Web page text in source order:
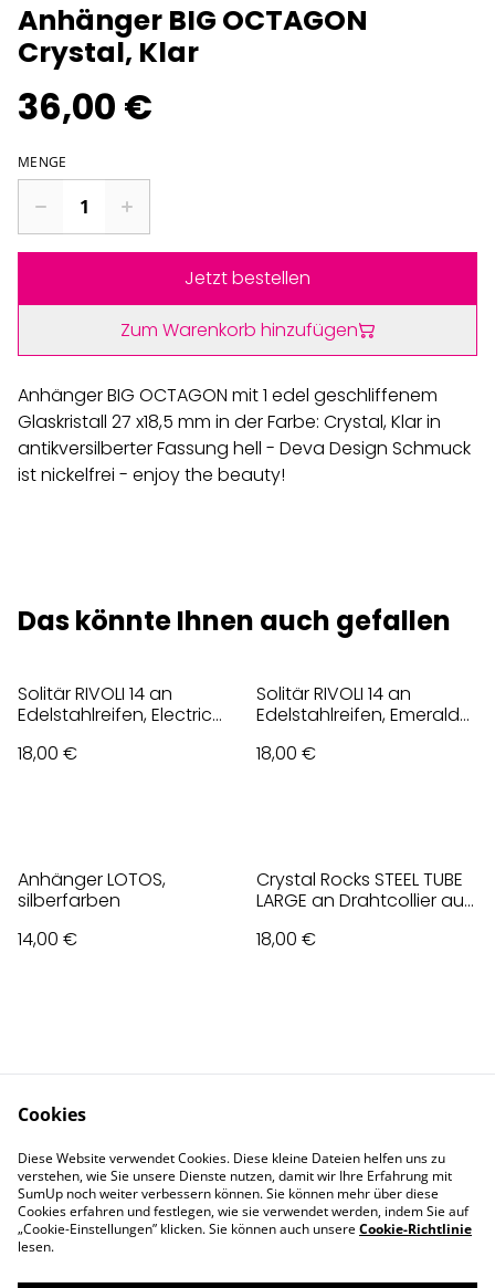
Anhänger BIG OCTAGON
Crystal, Klar
36,00 €
MENGE
Jetzt bestellen
Zum Warenkorb hinzufügen
Anhänger BIG OCTAGON mit 1 edel geschliffenem
Glaskristall 27 x18,5 mm in der Farbe: Crystal, Klar in
antikversilberter Fassung hell - Deva Design Schmuck
ist nickelfrei - enjoy the beauty!
Das könnte Ihnen auch gefallen
Solitär RIVOLI 14 an
Edelstahlreifen, Electric
18,00 €
Solitär RIVOLI 14 an
Edelstahlreifen, Emerald
18,00 €
Anhänger LOTOS,
silberfarben
14,00 €
Crystal Rocks STEEL TUBE
LARGE an Drahtcollier aus
18,00 €
Privacy Policy
Cookie Policy
Impressum
Cookies
Diese Website verwendet Cookies. Diese kleine Dateien helfen uns zu
verstehen, wie Sie unsere Dienste nutzen, damit wir Ihre Erfahrung mit
SumUp noch weiter verbessern können. Sie können mehr über diese
Cookies erfahren und festlegen, wie sie verwendet werden, indem Sie auf
„Cookie-Einstellungen” klicken. Sie können auch unsereCookie-Richtlinie
lesen.